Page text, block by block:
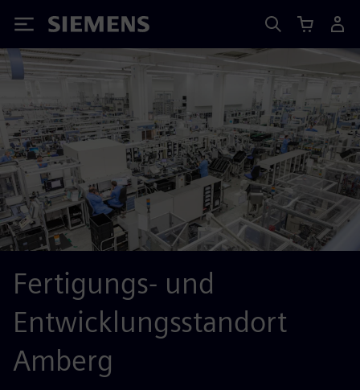
Siemens
Fertigungs- und
Entwicklungsstandort
Amberg